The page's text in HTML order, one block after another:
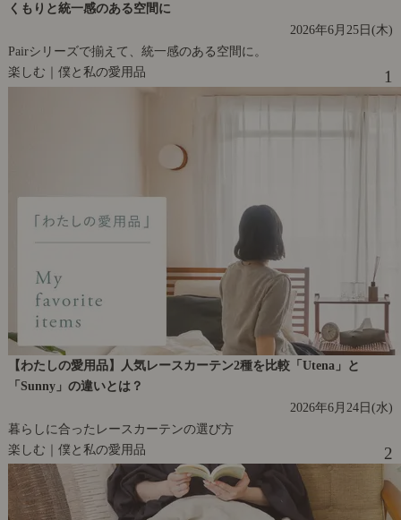
くもりと統一感のある空間に
2026年6月25日(木)
Pairシリーズで揃えて、統一感のある空間に。
楽しむ｜僕と私の愛用品
1
【わたしの愛用品】人気レースカーテン2種を比較「Utena」と
「Sunny」の違いとは？
2026年6月24日(水)
暮らしに合ったレースカーテンの選び方
楽しむ｜僕と私の愛用品
2